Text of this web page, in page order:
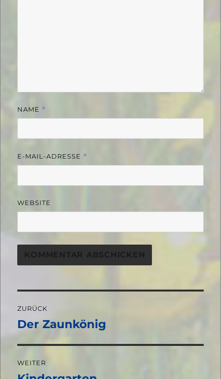
NAME *
E-MAIL-ADRESSE *
WEBSITE
ZURÜCK
Vorheriger
Der Zaunkönig
WEITER
Nächster